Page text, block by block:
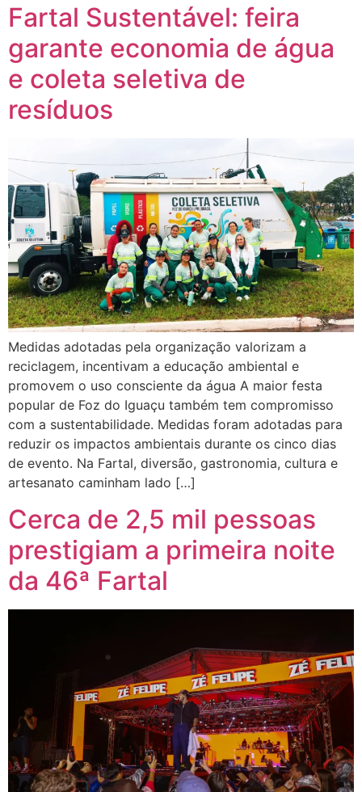
Fartal Sustentável: feira
garante economia de água
e coleta seletiva de
resíduos
Medidas adotadas pela organização valorizam a
reciclagem, incentivam a educação ambiental e
promovem o uso consciente da água A maior festa
popular de Foz do Iguaçu também tem compromisso
com a sustentabilidade. Medidas foram adotadas para
reduzir os impactos ambientais durante os cinco dias
de evento. Na Fartal, diversão, gastronomia, cultura e
artesanato caminham lado […]
Cerca de 2,5 mil pessoas
prestigiam a primeira noite
da 46ª Fartal